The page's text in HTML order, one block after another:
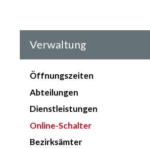
Subnavigation von:
Verwaltung
Öffnungszeiten
Abteilungen
Dienstleistungen
Online-Schalter
Bezirksämter